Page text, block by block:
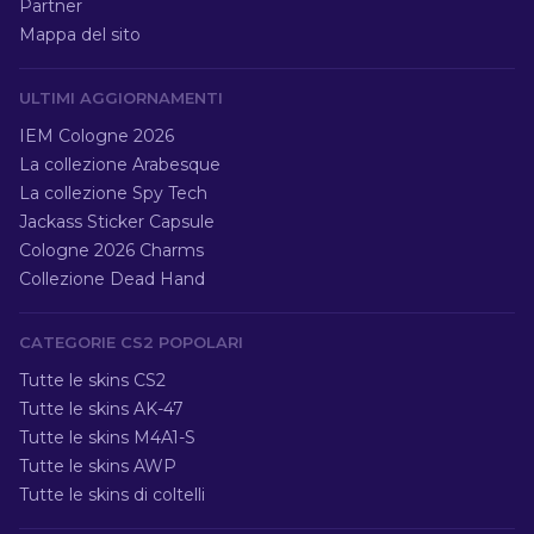
Partner
Mappa del sito
ULTIMI AGGIORNAMENTI
IEM Cologne 2026
La collezione Arabesque
La collezione Spy Tech
Jackass Sticker Capsule
Cologne 2026 Charms
Collezione Dead Hand
CATEGORIE CS2 POPOLARI
Tutte le skins CS2
Tutte le skins AK-47
Tutte le skins M4A1-S
Tutte le skins AWP
Tutte le skins di coltelli